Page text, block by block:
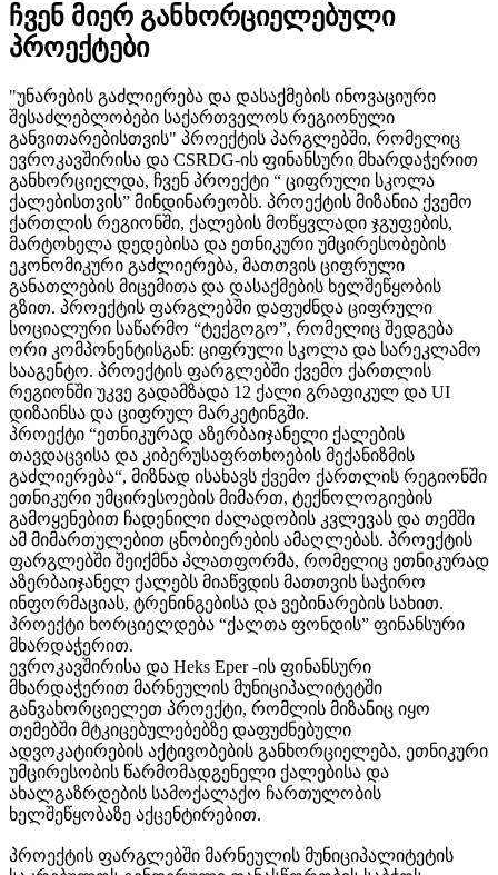
ჩვენ მიერ განხორციელებული
პროექტები
"უნარების გაძლიერება და დასაქმების ინოვაციური
შესაძლებლობები საქართველოს რეგიონული
განვითარებისთვის" პროექტის პარგლებში, რომელიც
ევროკავშირისა და CSRDG-ის ფინანსური მხარდაჭერით
განხორციელდა, ჩვენ პროექტი “ ციფრული სკოლა
ქალებისთვის” მინდინარეობს. პროექტის მიზანია ქვემო
ქართლის რეგიონში, ქალების მოწყვლადი ჯგუფების,
მარტოხელა დედებისა და ეთნიკური უმცირესობების
ეკონომიკური გაძლიერება, მათთვის ციფრული
განათლების მიცემითა და დასაქმების ხელშეწყობის
გზით. პროექტის ფარგლებში დაფუძნდა ციფრული
სოციალური საწარმო “ტექგოგო”, რომელიც შედგება
ორი კომპონენტისგან: ციფრული სკოლა და სარეკლამო
სააგენტო. პროექტის ფარგლებში ქვემო ქართლის
რეგიონში უკვე გადამზადა 12 ქალი გრაფიკულ და UI
დიზაინსა და ციფრულ მარკეტინგში.
პროექტი “ეთნიკურად აზერბაიჯანელი ქალების
თავდაცვისა და კიბერუსაფრთხოების მექანიზმის
გაძლიერება“, მიზნად ისახავს ქვემო ქართლის რეგიონში
ეთნიკური უმცირესოების მიმართ, ტექნოლოგიების
გამოყენებით ჩადენილი ძალადობის კვლევას და თემში
ამ მიმართულებით ცნობიერების ამაღლებას. პროექტის
ფარგლებში შეიქმნა პლათფორმა, რომელიც ეთნიკურად
აზერბაიჯანელ ქალებს მიაწვდის მათთვის საჭირო
ინფორმაციას, ტრენინგებისა და ვებინარების სახით.
პროექტი ხორციელდება “ქალთა ფონდის” ფინანსური
მხარდაჭერით.
ევროკავშირისა და Heks Eper -ის ფინანსური
მხარდაჭერით მარნეულის მუნიციპალიტეტში
განვახორციელეთ პროექტი, რომლის მიზანიც იყო
თემებში მტკიცებულებებზე დაფუძნებული
ადვოკატირების აქტივობების განხორციელება, ეთნიკური
უმცირესობის წარმომადგენელი ქალებისა და
ახალგაზრდების სამოქალაქო ჩართულობის
ხელშეწყობაზე აქცენტირებით.
პროექტის ფარგლებში მარნეულის მუნიციპალიტეტის